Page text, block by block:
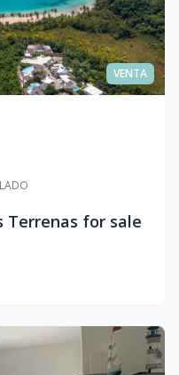
VENTA
Terrenas for sale